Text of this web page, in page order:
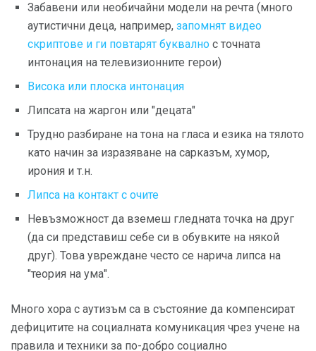
Забавени или необичайни модели на речта (много
аутистични деца, например, запомнят видео
скриптове и ги повтарят буквално с точната
интонация на телевизионните герои)
Висока или плоска интонация
Липсата на жаргон или "децата"
Трудно разбиране на тона на гласа и езика на тялото
като начин за изразяване на сарказъм, хумор,
ирония и т.н.
Липса на контакт с очите
Невъзможност да вземеш гледната точка на друг
(да си представиш себе си в обувките на някой
друг). Това увреждане често се нарича липса на
"теория на ума".
Много хора с аутизъм са в състояние да компенсират
дефицитите на социалната комуникация чрез учене на
правила и техники за по-добро социално